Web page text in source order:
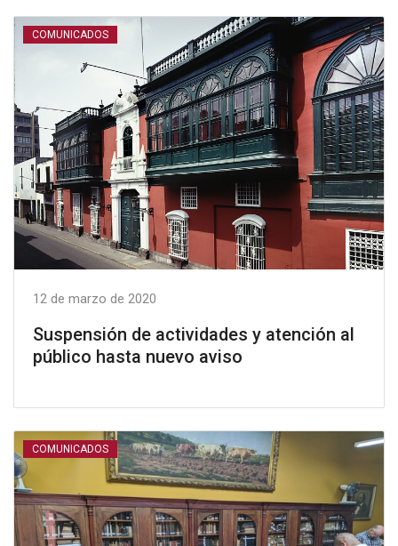
COMUNICADOS
12 de marzo de 2020
Suspensión de actividades y atención al
público hasta nuevo aviso
COMUNICADOS